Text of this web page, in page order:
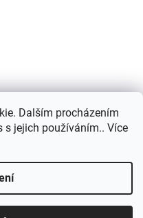
Dalším procházením
s jejich používáním.. Více